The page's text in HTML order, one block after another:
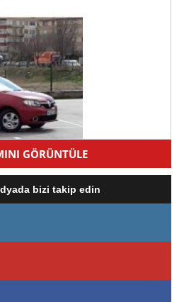
KİRALIK RENAULT SYMBOL
GÖRÜNTÜLE
bizi takip edin